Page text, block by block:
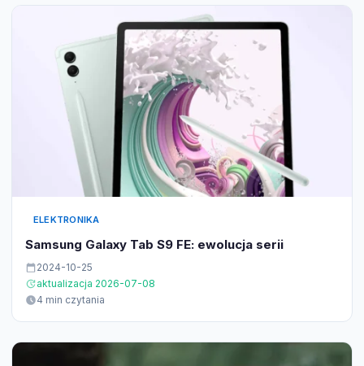
ELEKTRONIKA
Samsung Galaxy Tab S9 FE: ewolucja serii
2024-10-25
aktualizacja 2026-07-08
4 min czytania